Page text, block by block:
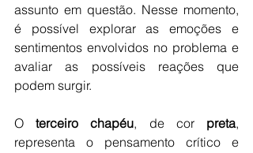
assunto em questão. Nesse momento,
é possível explorar as emoções e
sentimentos envolvidos no problema e
avaliar as possíveis reações que
podem surgir.
O terceiro chapéu, de cor preta,
representa o pensamento crítico e